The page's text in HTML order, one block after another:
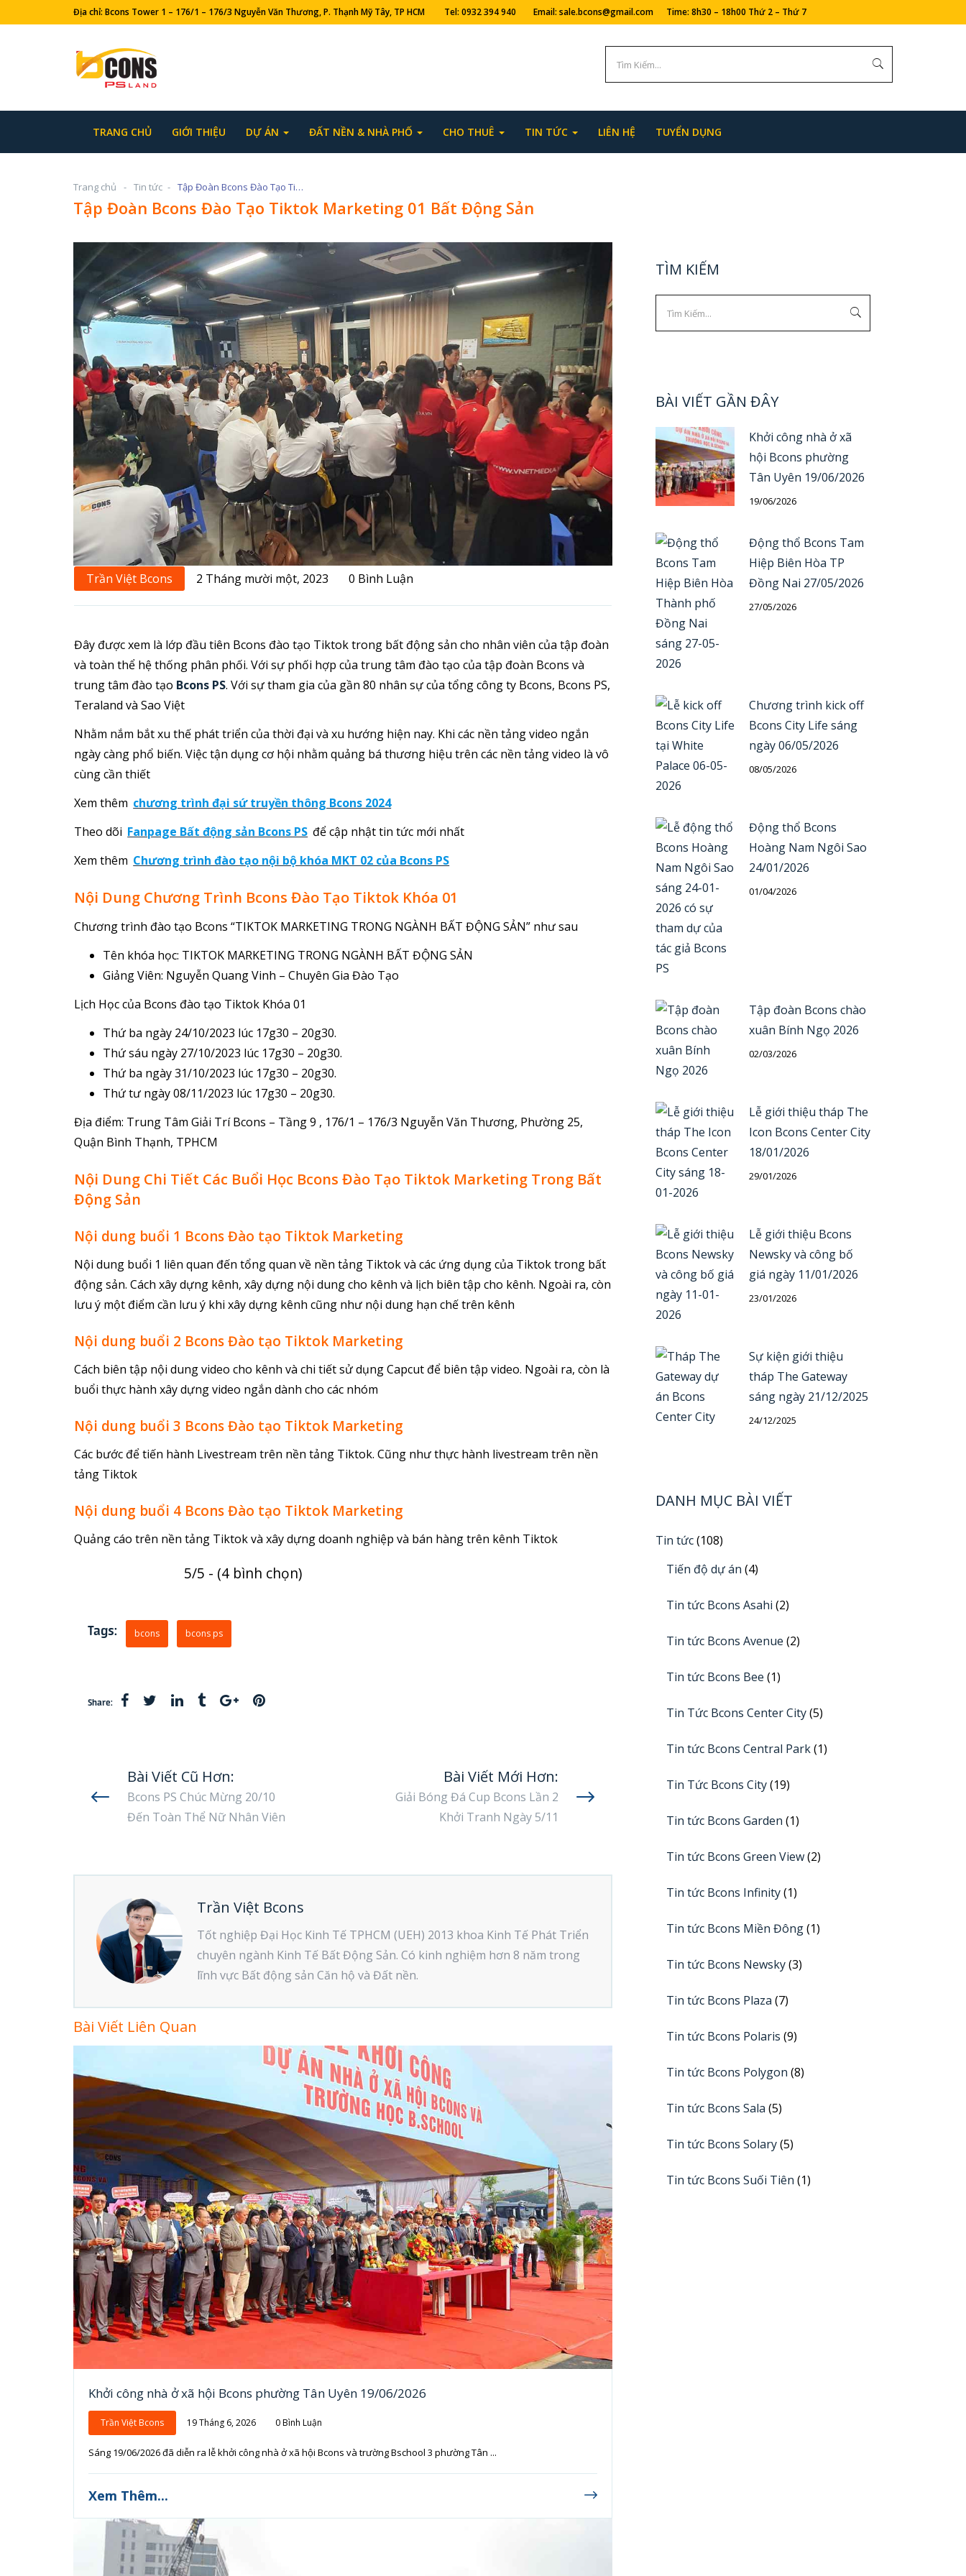
Địa chỉ: Bcons Tower 1 – 176/1 – 176/3 Nguyễn Văn Thương, P. Thạnh Mỹ Tây, TP HCM Tel: 0932 394 940 Email: sale.bcons@gmail.com Time: 8h30 – 18h00 Thứ 2 – Thứ 7
TRANG CHỦ GIỚI THIỆU DỰ ÁN ĐẤT NỀN & NHÀ PHỐ CHO THUÊ TIN TỨC LIÊN HỆ TUYỂN DỤNG
Trang chủ Tin tức Tập Đoàn Bcons Đào Tạo Tiktok Marketing 01 Bất Động Sản
Tập Đoàn Bcons Đào Tạo Tiktok Marketing 01 Bất Động Sản
Trần Việt Bcons 2 Tháng mười một, 2023 0 Bình Luận
Đây được xem là lớp đầu tiên Bcons đào tạo Tiktok trong bất động sản cho nhân viên của tập đoàn
và toàn thể hệ thống phân phối. Với sự phối hợp của trung tâm đào tạo của tập đoàn Bcons và
trung tâm đào tạo Bcons PS. Với sự tham gia của gần 80 nhân sự của tổng công ty Bcons, Bcons PS,
Teraland và Sao Việt
Nhằm nắm bắt xu thế phát triển của thời đại và xu hướng hiện nay. Khi các nền tảng video ngắn
ngày càng phổ biến. Việc tận dụng cơ hội nhằm quảng bá thương hiệu trên các nền tảng video là vô
cùng cần thiết
Xem thêm chương trình đại sứ truyền thông Bcons 2024
Theo dõi Fanpage Bất động sản Bcons PS để cập nhật tin tức mới nhất
Xem thêm Chương trình đào tạo nội bộ khóa MKT 02 của Bcons PS
Nội Dung Chương Trình Bcons Đào Tạo Tiktok Khóa 01
Chương trình đào tạo Bcons “TIKTOK MARKETING TRONG NGÀNH BẤT ĐỘNG SẢN” như sau
Tên khóa học: TIKTOK MARKETING TRONG NGÀNH BẤT ĐỘNG SẢN
Giảng Viên: Nguyễn Quang Vinh – Chuyên Gia Đào Tạo
Lịch Học của Bcons đào tạo Tiktok Khóa 01
Thứ ba ngày 24/10/2023 lúc 17g30 – 20g30.
Thứ sáu ngày 27/10/2023 lúc 17g30 – 20g30.
Thứ ba ngày 31/10/2023 lúc 17g30 – 20g30.
Thứ tư ngày 08/11/2023 lúc 17g30 – 20g30.
Địa điểm: Trung Tâm Giải Trí Bcons – Tầng 9 , 176/1 – 176/3 Nguyễn Văn Thương, Phường 25,
Quận Bình Thạnh, TPHCM
Nội Dung Chi Tiết Các Buổi Học Bcons Đào Tạo Tiktok Marketing Trong Bất
Động Sản
Nội dung buổi 1 Bcons Đào tạo Tiktok Marketing
Nội dung buổi 1 liên quan đến tổng quan về nền tảng Tiktok và các ứng dụng của Tiktok trong bất
động sản. Cách xây dựng kênh, xây dựng nội dung cho kênh và lịch biên tập cho kênh. Ngoài ra, còn
lưu ý một điểm cần lưu ý khi xây dựng kênh cũng như nội dung hạn chế trên kênh
Nội dung buổi 2 Bcons Đào tạo Tiktok Marketing
Cách biên tập nội dung video cho kênh và chi tiết sử dụng Capcut để biên tập video. Ngoài ra, còn là
buổi thực hành xây dựng video ngắn dành cho các nhóm
Nội dung buổi 3 Bcons Đào tạo Tiktok Marketing
Các bước để tiến hành Livestream trên nền tảng Tiktok. Cũng như thực hành livestream trên nền
tảng Tiktok
Nội dung buổi 4 Bcons Đào tạo Tiktok Marketing
Quảng cáo trên nền tảng Tiktok và xây dựng doanh nghiệp và bán hàng trên kênh Tiktok
5/5 - (4 bình chọn)
Tags: bcons bcons ps
Share:
Bài Viết Cũ Hơn:
Bcons PS Chúc Mừng 20/10
Đến Toàn Thể Nữ Nhân Viên
Bài Viết Mới Hơn:
Giải Bóng Đá Cup Bcons Lần 2
Khởi Tranh Ngày 5/11
Trần Việt Bcons
Tốt nghiệp Đại Học Kinh Tế TPHCM (UEH) 2013 khoa Kinh Tế Phát Triển
chuyên ngành Kinh Tế Bất Động Sản. Có kinh nghiệm hơn 8 năm trong
lĩnh vực Bất động sản Căn hộ và Đất nền.
Bài Viết Liên Quan
Khởi công nhà ở xã hội Bcons phường Tân Uyên 19/06/2026
Trần Việt Bcons 19 Tháng 6, 2026 0 Bình Luận
Sáng 19/06/2026 đã diễn ra lễ khởi công nhà ở xã hội Bcons và trường Bschool 3 phường Tân ...
Xem Thêm...
TÌM KIẾM
BÀI VIẾT GẦN ĐÂY
Khởi công nhà ở xã
hội Bcons phường
Tân Uyên 19/06/2026
19/06/2026
Động thổ Bcons Tam
Hiệp Biên Hòa TP
Đồng Nai 27/05/2026
27/05/2026
Chương trình kick off
Bcons City Life sáng
ngày 06/05/2026
08/05/2026
Động thổ Bcons
Hoàng Nam Ngôi Sao
24/01/2026
01/04/2026
Tập đoàn Bcons chào
xuân Bính Ngọ 2026
02/03/2026
Lễ giới thiệu tháp The
Icon Bcons Center City
18/01/2026
29/01/2026
Lễ giới thiệu Bcons
Newsky và công bố
giá ngày 11/01/2026
23/01/2026
Sự kiện giới thiệu
tháp The Gateway
sáng ngày 21/12/2025
24/12/2025
DANH MỤC BÀI VIẾT
Tin tức(108)
Tiến độ dự án (4)
Tin tức Bcons Asahi (2)
Tin tức Bcons Avenue (2)
Tin tức Bcons Bee (1)
Tin Tức Bcons Center City(5)
Tin tức Bcons Central Park(1)
Tin Tức Bcons City(19)
Tin tức Bcons Garden (1)
Tin tức Bcons Green View(2)
Tin tức Bcons Infinity(1)
Tin tức Bcons Miền Đông(1)
Tin tức Bcons Newsky(3)
Tin tức Bcons Plaza (7)
Tin tức Bcons Polaris (9)
Tin tức Bcons Polygon (8)
Tin tức Bcons Sala (5)
Tin tức Bcons Solary(5)
Tin tức Bcons Suối Tiên (1)